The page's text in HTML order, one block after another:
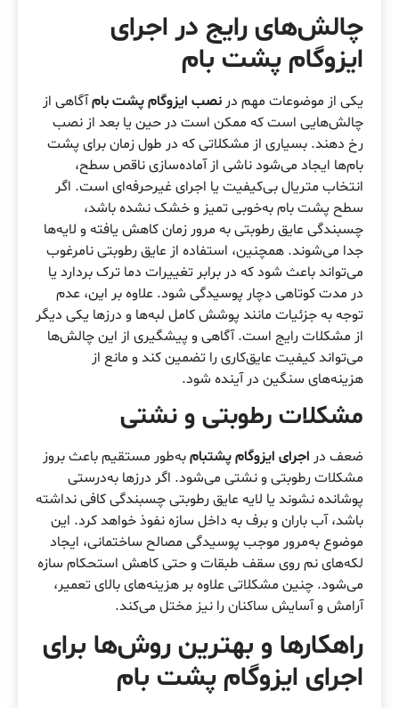
چالش‌های رایج در اجرای
ایزوگام پشت بام
یکی از موضوعات مهم در نصب ایزوگام پشت بامآگاهی از
چالش‌هایی است که ممکن است در حین یا بعد از نصب
رخ دهند. بسیاری از مشکلاتی که در طول زمان برای پشت
بام‌ها ایجاد می‌شود ناشی از آماده‌سازی ناقص سطح،
انتخاب متریال بی‌کیفیت یا اجرای غیرحرفه‌ای است. اگر
سطح پشت بام به‌خوبی تمیز و خشک نشده باشد،
چسبندگی عایق رطوبتی به مرور زمان کاهش یافته و لایه‌ها
جدا می‌شوند. همچنین، استفاده از عایق رطوبتی نامرغوب
می‌تواند باعث شود که در برابر تغییرات دما ترک بردارد یا
در مدت کوتاهی دچار پوسیدگی شود. علاوه بر این، عدم
توجه به جزئیات مانند پوشش کامل لبه‌ها و درزها یکی دیگر
از مشکلات رایج است. آگاهی و پیشگیری از این چالش‌ها
می‌تواند کیفیت عایق‌کاری را تضمین کند و مانع از
هزینه‌های سنگین در آینده شود.
مشکلات رطوبتی و نشتی
ضعف در اجرای ایزوگام پشتبامبه‌طور مستقیم باعث بروز
مشکلات رطوبتی و نشتی می‌شود. اگر درزها به‌درستی
پوشانده نشوند یا لایه عایق رطوبتی چسبندگی کافی نداشته
باشد، آب باران و برف به داخل سازه نفوذ خواهد کرد. این
موضوع به‌مرور موجب پوسیدگی مصالح ساختمانی، ایجاد
لکه‌های نم روی سقف طبقات و حتی کاهش استحکام سازه
می‌شود. چنین مشکلاتی علاوه بر هزینه‌های بالای تعمیر،
آرامش و آسایش ساکنان را نیز مختل می‌کند.
راهکارها و بهترین روش‌ها برای
اجرای ایزوگام پشت بام